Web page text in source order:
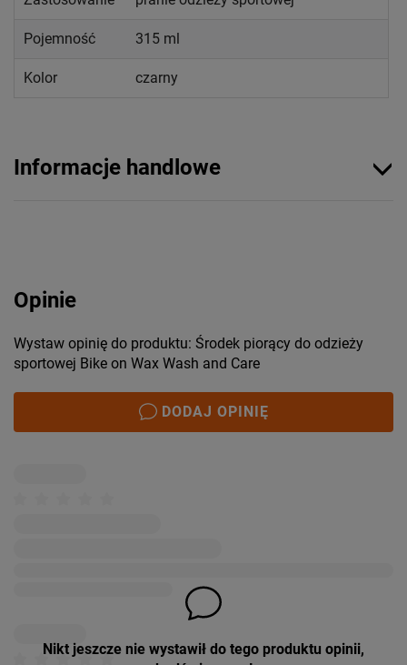
Pojemność 315 ml
Kolor czarny
Informacje handlowe
Opinie
Wystaw opinię do produktu: Środek piorący do odzieży
sportowej Bike on Wax Wash and Care
DODAJ OPINIĘ
Nikt jeszcze nie wystawił do tego produktu opinii,